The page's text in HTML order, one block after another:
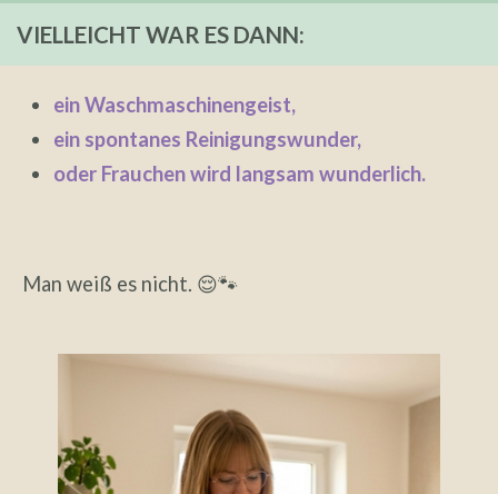
VIELLEICHT WAR ES DANN:
ein Waschmaschinengeist,
ein spontanes Reinigungswunder,
oder Frauchen wird langsam wunderlich.
Man weiß es nicht. 😌🐾